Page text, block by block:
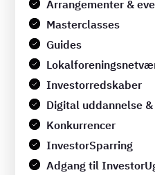
Arrangementer &
Masterclasses
Guides
Investorredskaber
Digital uddannelse
Konkurrencer
InvestorSparring
Adgang til